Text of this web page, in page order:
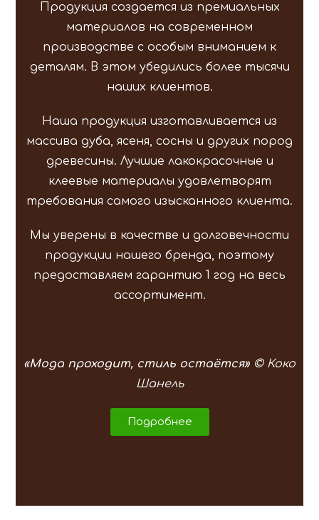
Продукция создается из премиальных
материалов на современном
производстве с особым вниманием к
деталям. В этом убедились более тысячи
наших клиентов.
Наша продукция изготавливается из
массива дуба, ясеня, сосны и других пород
древесины. Лучшие лакокрасочные и
клеевые материалы удовлетворят
требования самого изысканного клиента.
Мы уверены в качестве и долговечности
продукции нашего бренда, поэтому
предоставляем гарантию 1 год на весь
ассортимент.
«Мода проходит, стиль остаётся» © Коко
Шанель
Подробнее